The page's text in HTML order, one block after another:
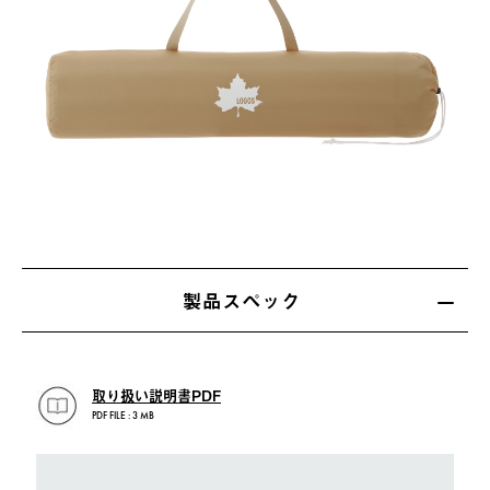
製品スペック
取り扱い説明書PDF
PDF FILE : 3 MB